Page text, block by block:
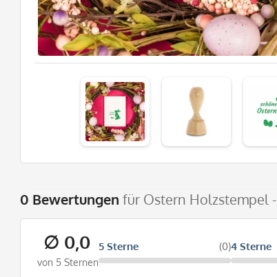
0 Bewertungen für Ostern Holzstempel
∅ 0,0
von 5 Sternen
5 Sterne (0)4 Sterne